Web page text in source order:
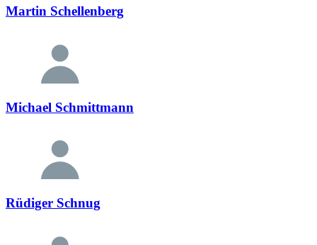
Martin Schellenberg
Michael Schmittmann
Rüdiger Schnug